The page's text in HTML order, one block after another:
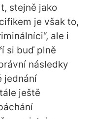
stejně jako
je však to,
ale i
si buď plně
následky
jednání
ještě